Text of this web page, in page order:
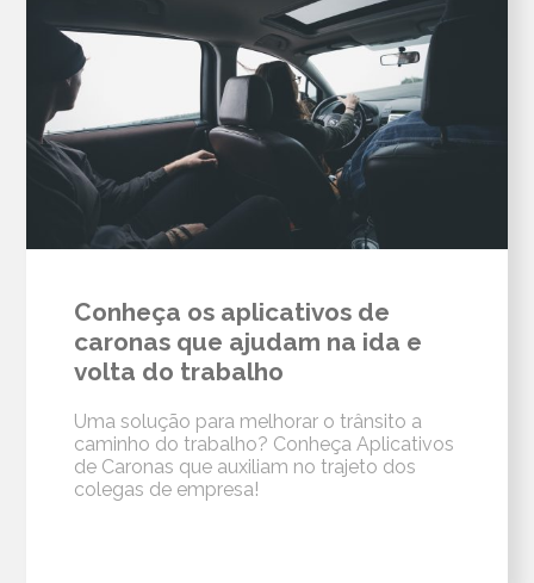
Conheça os aplicativos de
caronas que ajudam na ida e
volta do trabalho
Uma solução para melhorar o trânsito a
caminho do trabalho? Conheça Aplicativos
de Caronas que auxiliam no trajeto dos
colegas de empresa!